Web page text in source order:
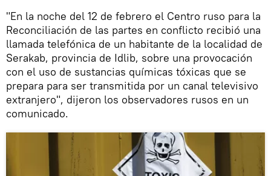
"En la noche del 12 de febrero el Centro ruso para la
Reconciliación de las partes en conflicto recibió una
llamada telefónica de un habitante de la localidad de
Serakab, provincia de Idlib, sobre una provocación
con el uso de sustancias químicas tóxicas que se
prepara para ser transmitida por un canal televisivo
extranjero", dijeron los observadores rusos en un
comunicado.